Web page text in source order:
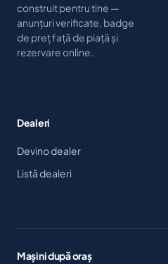
construit pentru tine —
anunțuri verificate, badge
de preț față de piață și
rezervare online.
Dealeri
Devino dealer
Listă dealeri
Mașini după oraș